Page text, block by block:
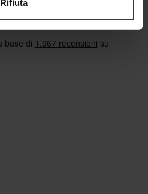
Rifiuta